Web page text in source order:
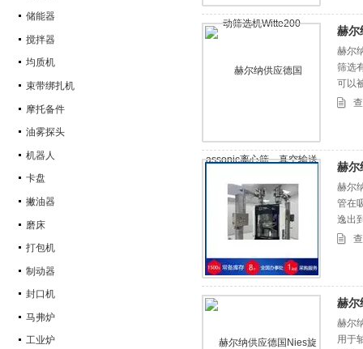
储能器
搅拌器
均质机
束带绑扎机
摩托备件
油雾探头
机器人
卡盘
撇油器
磨床
打包机
制动器
封口机
马弗炉
工业炉
赫尔
赫尔
筛选
可以
赫尔
赫尔
管在
逸出
赫尔
赫尔
用于